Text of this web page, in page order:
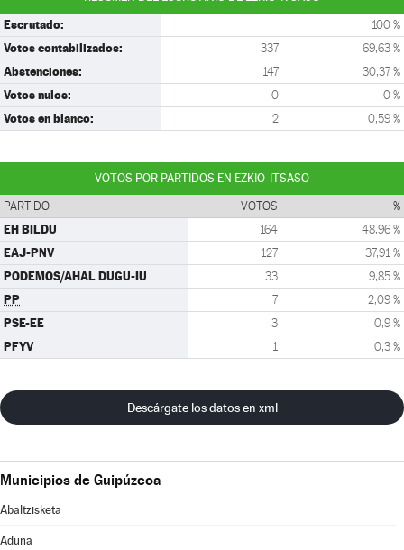
Escrutado: 100 %
Votos contabilizados: 337 69,63 %
Abstenciones: 147 30,37 %
Votos nulos: 0 0 %
Votos en blanco: 2 0,59 %
VOTOS POR PARTIDOS EN EZKIO-ITSASO
PARTIDO VOTOS %
EH BILDU 164 48,96 %
EAJ-PNV 127 37,91 %
PODEMOS/AHAL DUGU-IU 33 9,85 %
PP 7 2,09 %
PSE-EE 3 0,9 %
PFYV 1 0,3 %
Descárgate los datos en xml
Municipios de Guipúzcoa
Abaltzisketa
Aduna